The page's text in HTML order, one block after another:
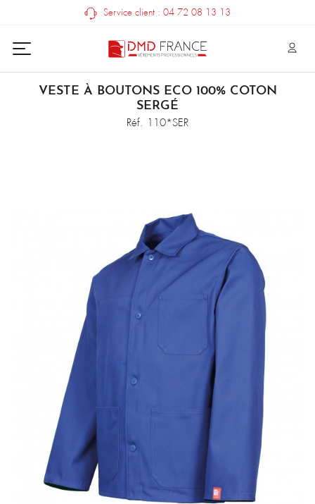
Service client : 04 72 08 13 13
VESTE À BOUTONS ECO 100% COTON
SERGÉ
Réf. 110*SER